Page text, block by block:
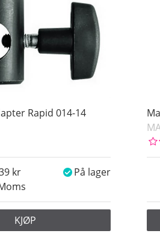
Rapid 014-14
På lager
KJØP